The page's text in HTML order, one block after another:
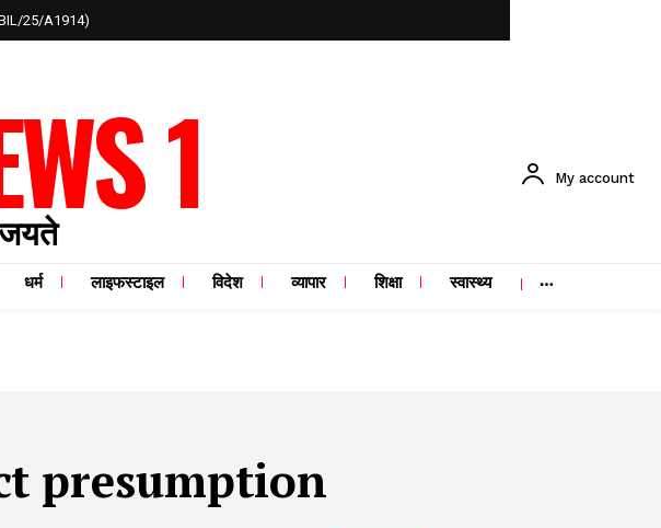
25/A1914)
1 My account
धर्म लाइफस्टाइल विदेश व्यापार शिक्षा स्वास्थ्य
presumption